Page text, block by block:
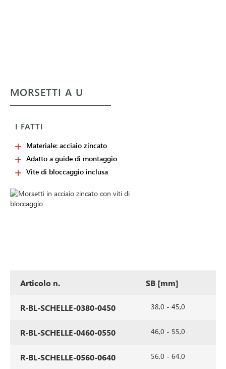
MORSETTI A U
I FATTI
Materiale: acciaio zincato
Adatto a guide di montaggio
Vite di bloccaggio inclusa
Articolo n. SB [mm]
R-BL-SCHELLE-0380-0450 38,0 - 45,0
R-BL-SCHELLE-0460-0550 46,0 - 55,0
R-BL-SCHELLE-0560-0640 56,0 - 64,0